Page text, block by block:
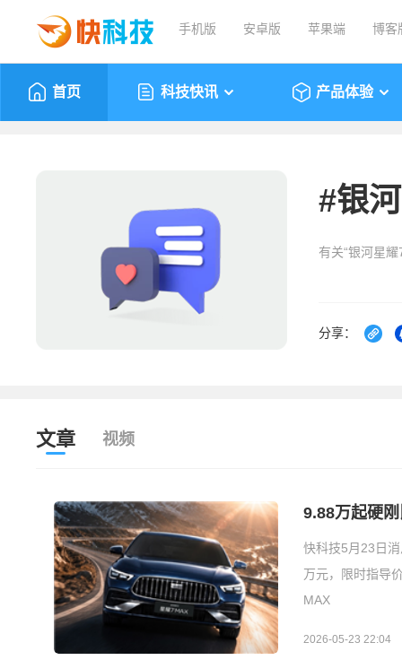
手机版 安卓版 苹果端 博客
首页 科技快讯 产品体验
#银
有关“银河星
分享：
文章 视频
9.88万起硬
快科技5月23日
万元，限时指导
MAX
2026-05-23 22:04